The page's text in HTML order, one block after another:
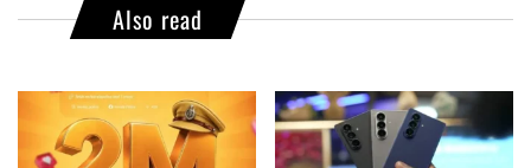
Also read